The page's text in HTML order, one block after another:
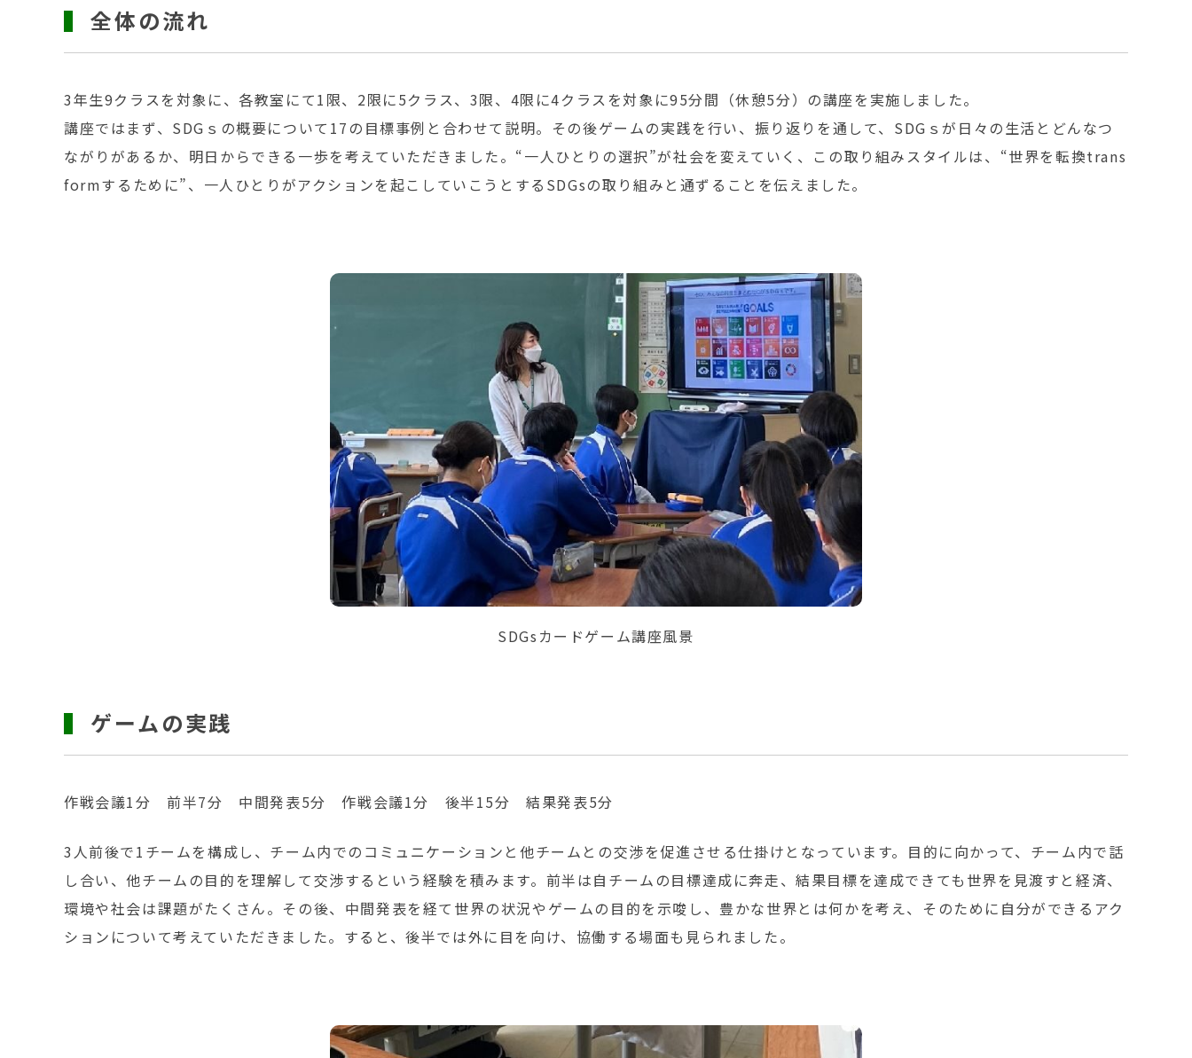
全体の流れ
3年生9クラスを対象に、各教室にて1限、2限に5クラス、3限、4限に4クラスを対象に95分間（休憩5分）の講座を実施しました。
講座ではまず、SDGｓの概要について17の目標事例と合わせて説明。その後ゲームの実践を行い、振り返りを通して、SDGｓが日々の生活とどんなつ
ながりがあるか、明日からできる一歩を考えていただきました。“一人ひとりの選択”が社会を変えていく、この取り組みスタイルは、“世界を転換trans
formするために”、一人ひとりがアクションを起こしていこうとするSDGsの取り組みと通ずることを伝えました。
SDGsカードゲーム講座風景
ゲームの実践
作戦会議1分 前半7分 中間発表5分 作戦会議1分 後半15分 結果発表5分
3人前後で1チームを構成し、チーム内でのコミュニケーションと他チームとの交渉を促進させる仕掛けとなっています。目的に向かって、チーム内で話
し合い、他チームの目的を理解して交渉するという経験を積みます。前半は自チームの目標達成に奔走、結果目標を達成できても世界を見渡すと経済、
環境や社会は課題がたくさん。その後、中間発表を経て世界の状況やゲームの目的を示唆し、豊かな世界とは何かを考え、そのために自分ができるアク
ションについて考えていただきました。すると、後半では外に目を向け、協働する場面も見られました。